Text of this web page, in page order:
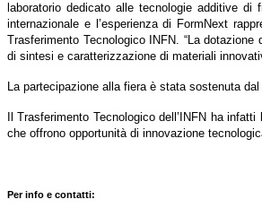
laboratorio dedicato alle tecnologie additive
internazionale e l’esperienza di FormNext
Trasferimento Tecnologico INFN. “La
di sintesi e caratterizzazione di materiali
La partecipazione alla fiera è stata sostenuta
Il Trasferimento Tecnologico dell’INFN ha
che offrono opportunità di innovazione
Per info e contatti: